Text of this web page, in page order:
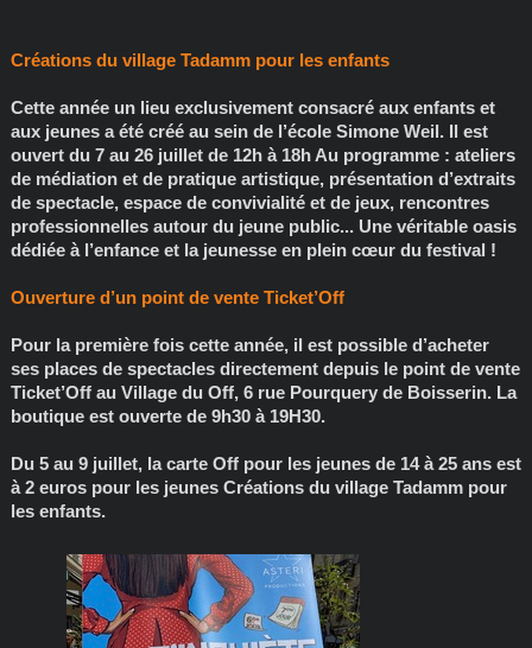
Créations du village Tadamm pour les enfants
Cette année un lieu exclusivement consacré aux enfants et
aux jeunes a été créé au sein de l’école Simone Weil. Il est
ouvert du 7 au 26 juillet de 12h à 18h Au programme : ateliers
de médiation et de pratique artistique, présentation d’extraits
de spectacle, espace de convivialité et de jeux, rencontres
professionnelles autour du jeune public... Une véritable oasis
dédiée à l’enfance et la jeunesse en plein cœur du festival !
Ouverture d’un point de vente Ticket’Off
Pour la première fois cette année, il est possible d’acheter
ses places de spectacles directement depuis le point de vente
Ticket’Off au Village du Off, 6 rue Pourquery de Boisserin. La
boutique est ouverte de 9h30 à 19H30.
Du 5 au 9 juillet, la carte Off pour les jeunes de 14 à 25 ans est
à 2 euros pour les jeunes Créations du village Tadamm pour
les enfants.